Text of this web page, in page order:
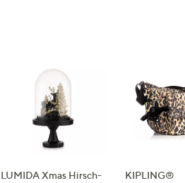
LUMIDA Xmas Hirsch-
KIPLING®